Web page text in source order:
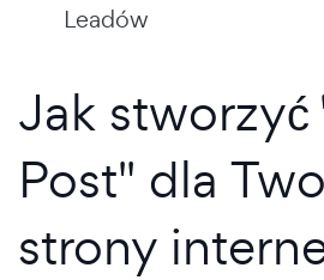
Leadów
Jak stworzyć
Post" dla
strony